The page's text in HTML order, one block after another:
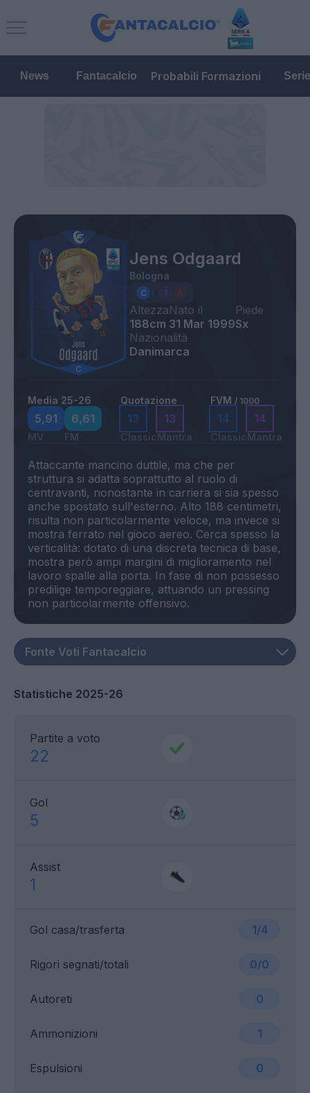
News Fantacalcio Probabili Formazioni
Jens Odgaard
Bologna
Altezza
188cm
Nato il
31 Mar 1999
Piede
Sx
Nazionalità
Danimarca
Media 25-26
5,91
MV
6,61
FM
Quotazione
13
Classic
13
Mantra
FVM / 1000
14
Classic
14
Mantra
Attaccante mancino duttile, ma che per
struttura si adatta soprattutto al ruolo di
centravanti, nonostante in carriera si sia spesso
anche spostato sull'esterno. Alto 188 centimetri,
risulta non particolarmente veloce, ma invece si
mostra ferrato nel gioco aereo. Cerca spesso la
verticalità: dotato di una discreta tecnica di base,
mostra però ampi margini di miglioramento nel
lavoro spalle alla porta. In fase di non possesso
predilige temporeggiare, attuando un pressing
Statistiche 2025-26
Partite a voto
22
Gol
5
Assist
1
Gol casa/trasferta 1/4
Ammonizioni 1
Rigori segnati/totali 0/0
Espulsioni 0
Autoreti 0